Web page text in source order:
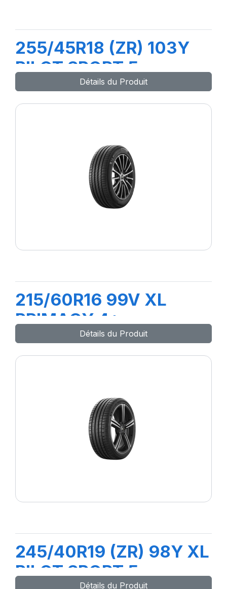
255/45R18 (ZR) 103Y
PILOT SPORT 5
Détails du Produit
215/60R16 99V XL
PRIMACY 4+
Détails du Produit
245/40R19 (ZR) 98Y XL
PILOT SPORT 5
Détails du Produit